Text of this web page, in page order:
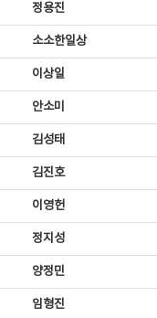
정용진
소소한일상
이상일
안소미
김성태
김진호
이영헌
정지성
양정민
임형진